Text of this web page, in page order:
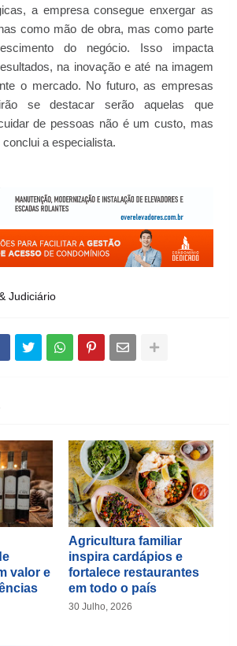
a empresa consegue enxergar as
como mão de obra, mas como parte
do negócio. Isso impacta
na inovação e até na imagem
o mercado. No futuro, as empresas
se destacar serão aquelas que
de pessoas não é um custo, mas
a especialista.
Judiciário
valor e
Agricultura familiar
inspira cardápios e
fortalece restaurantes
em todo o país
30 Julho, 2026